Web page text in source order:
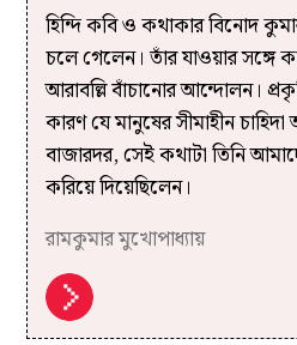
হিন্দি কবি ও কথাকার বিনোদ
চলে গেলেন। তাঁর যাওয়ার সঙ্গে
আরাবল্লি বাঁচানোর আন্দোলন।
কারণ যে মানুষের সীমাহীন
বাজারদর, সেই কথাটা তিনি
করিয়ে দিয়েছিলেন।
রামকুমার মুখোপাধ্যায়